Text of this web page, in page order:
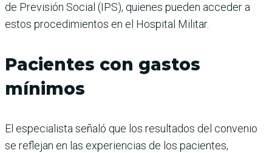
de Previsión Social (IPS), quienes pueden acceder a
estos procedimientos en el Hospital Militar.
Pacientes con gastos
mínimos
El especialista señaló que los resultados del convenio
se reflejan en las experiencias de los pacientes,